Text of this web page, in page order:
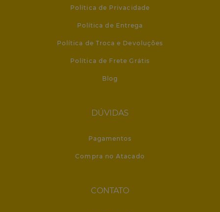
Política de Privacidade
Política de Entrega
Política de Troca e Devoluções
Política de Frete Grátis
Blog
DÚVIDAS
Pagamentos
Compra no Atacado
CONTATO